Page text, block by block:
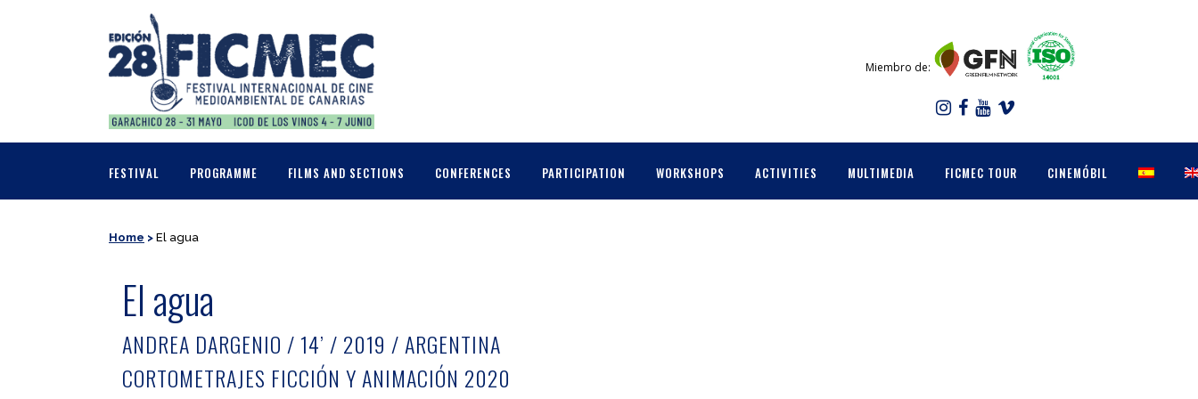
Miembro de:
FESTIVAL PROGRAMME FILMS AND SECTIONS CONFERENCES PARTICIPATION WORKSHOPS ACTIVITIES MULTIMEDIA FICMEC TOUR CINEMÓBIL
Home > El agua
El agua
ANDREA DARGENIO / 14’ / 2019 / ARGENTINA
CORTOMETRAJES FICCIÓN Y ANIMACIÓN 2020